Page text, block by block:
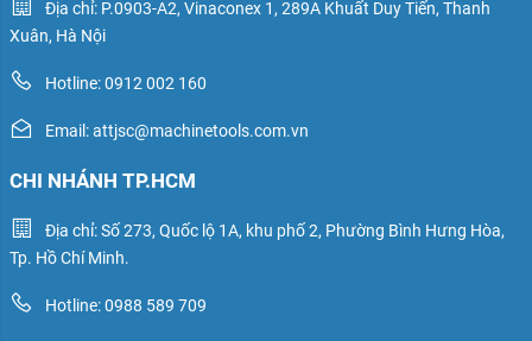
Địa chỉ: P.0903-A2, Vinaconex 1, 289A Khuất Duy Tiến, Thanh
Xuân, Hà Nội
Hotline: 0912 002 160
Email: attjsc@machinetools.com.vn
CHI NHÁNH TP.HCM
Địa chỉ: Số 273, Quốc lộ 1A, khu phố 2, Phường Bình Hưng Hòa,
Tp. Hồ Chí Minh.
Hotline: 0988 589 709